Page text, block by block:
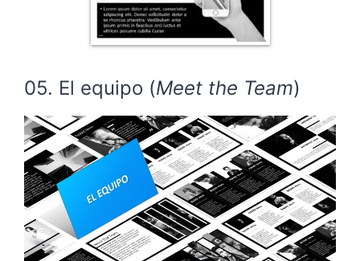
05. El equipo (Meet the Team)